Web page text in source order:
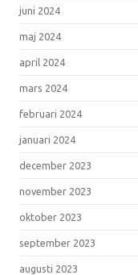
juni 2024
maj 2024
april 2024
mars 2024
februari 2024
januari 2024
december 2023
november 2023
oktober 2023
september 2023
augusti 2023